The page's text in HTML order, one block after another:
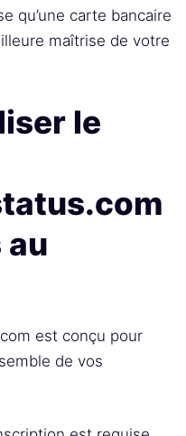
qu’une carte bancaire
maîtrise de votre
le
au
est conçu pour
de vos